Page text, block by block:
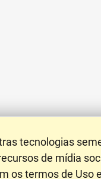
tecnologias
de mídia
os termos de Uso